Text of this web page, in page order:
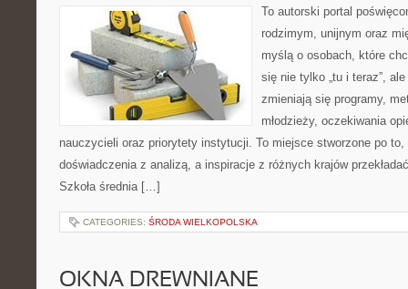
To autorski portal
rodzimym, unijnym oraz
myślą o osobach, które
się nie tylko „tu i teraz”,
zmieniają się programy,
młodzieży, oczekiwania
nauczycieli oraz priorytety instytucji. To miejsce stworzone po to,
doświadczenia z analizą, a inspiracje z różnych krajów
Szkoła średnia […]
CATEGORIES: ŚRODA WIELKOPOLSKA
OKNA DREWNIANE